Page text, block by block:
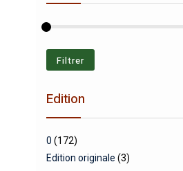
Filtrer
Edition
0 (172)
Edition originale (3)